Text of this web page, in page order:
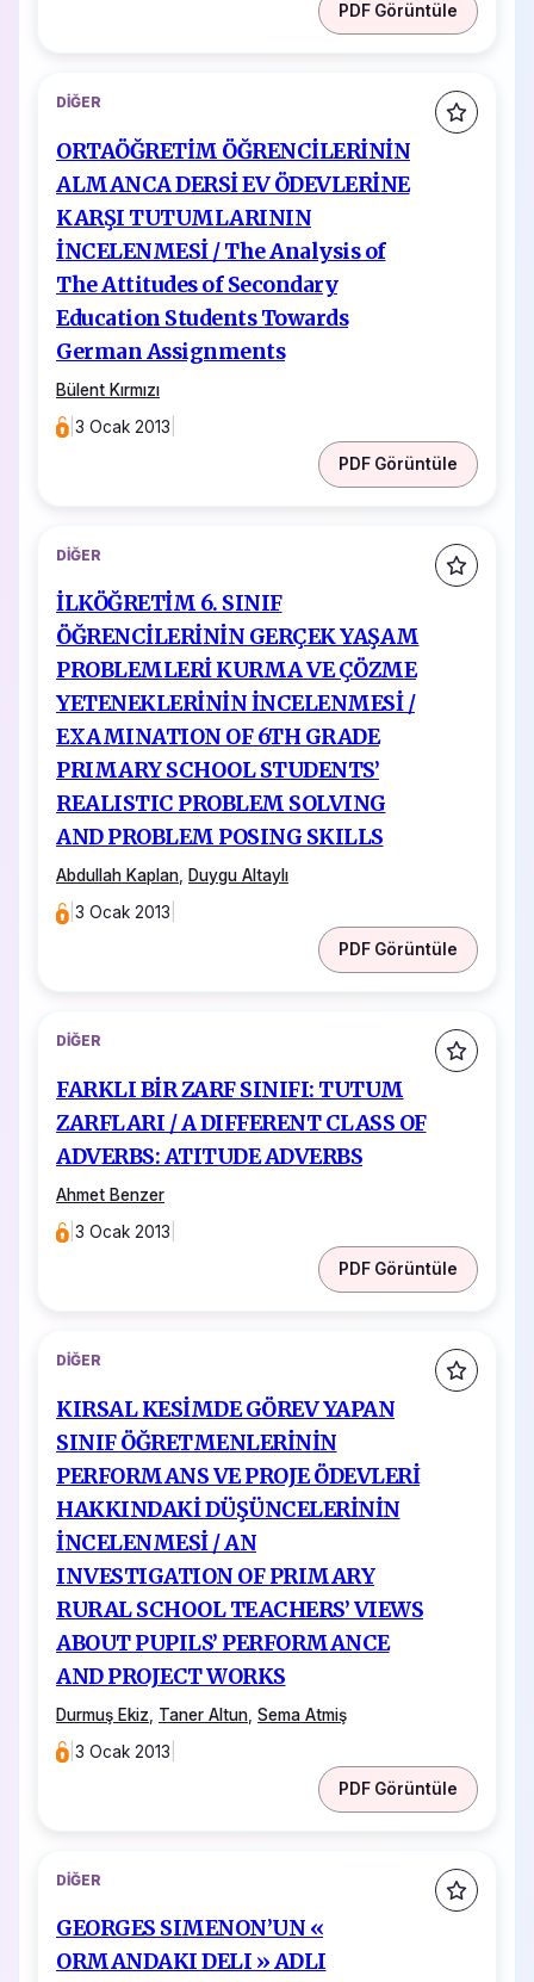
PDF Görüntüle
DIĞER
ORTAÖĞRETİM ÖĞRENCİLERİNİN
ALMANCA DERSİ EV ÖDEVLERİNE
KARŞI TUTUMLARININ
İNCELENMESİ / The Analysis of
The Attitudes of Secondary
Education Students Towards
German Assignments
Bülent Kırmızı
|3 Ocak 2013
PDF Görüntüle
DIĞER
İLKÖĞRETİM 6. SINIF
ÖĞRENCİLERİNİN GERÇEK YAŞAM
PROBLEMLERİ KURMA VE ÇÖZME
YETENEKLERİNİN İNCELENMESİ /
EXAMINATION OF 6TH GRADE
PRIMARY SCHOOL STUDENTS’
REALISTIC PROBLEM SOLVING
AND PROBLEM POSING SKILLS
Abdullah Kaplan, Duygu Altaylı
|3 Ocak 2013
PDF Görüntüle
DIĞER
FARKLI BİR ZARF SINIFI: TUTUM
ZARFLARI / A DIFFERENT CLASS OF
ADVERBS: ATITUDE ADVERBS
Ahmet Benzer
|3 Ocak 2013
PDF Görüntüle
DIĞER
KIRSAL KESİMDE GÖREV YAPAN
SINIF ÖĞRETMENLERİNİN
PERFORMANS VE PROJE ÖDEVLERİ
HAKKINDAKİ DÜŞÜNCELERİNİN
İNCELENMESİ / AN
INVESTIGATION OF PRIMARY
RURAL SCHOOL TEACHERS’ VIEWS
ABOUT PUPILS’ PERFORMANCE
AND PROJECT WORKS
Durmuş Ekiz Taner Altun Sema Atmiş
|3 Ocak 2013
PDF Görüntüle
DIĞER
GEORGES SIMENON’UN «
ORMANDAKI DELI » ADLI